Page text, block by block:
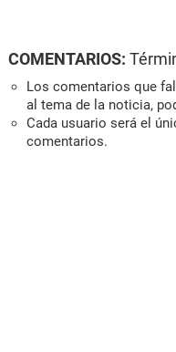
COMENTARIOS:
Los comentarios que
al tema de la noticia,
Cada usuario será el
comentarios.